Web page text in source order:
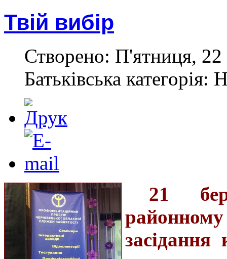
Твій вибір
Створено: П'ятниця, 22
Батьківська категорія:
21
районному
засідання